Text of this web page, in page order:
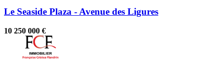
Le Seaside Plaza - Avenue des Ligures
10 250 000 €